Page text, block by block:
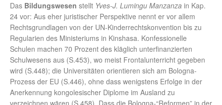
Das Bildungswesen stellt Yves-J. Lumingu Manzanza in Kap.
24 vor: Aus eher juristischer Perspektive nennt er vor allem
Rechtsgrundlagen von der UN-Kinderrechtskonvention bis zu
Regularien des Ministeriums in Kinshasa. Konfessionelle
Schulen machen 70 Prozent des kläglich unterfinanzierten
Schulwesens aus (S.453), wo meist Frontalunterricht gegeben
wird (S.448); die Universitäten orientieren sich am Bologna-
Prozess der EU (S.446), ohne dass wenigstens Erfolge in der
Anerkennung kongolesischer Diplome im Ausland zu